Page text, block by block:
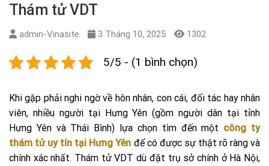
Thám tử VDT
admin-Vinasite 3 Tháng 10, 2025 1302
5/5 - (1 bình chọn)
Khi gặp phải nghi ngờ về hôn nhân, con cái, đối tác hay nhân
viên, nhiều người tại Hưng Yên (gồm người dân tại tỉnh
Hưng Yên và Thái Bình) lựa chọn tìm đến một công ty
thám tử uy tín tại Hưng Yên để có được sự thật rõ ràng và
chính xác nhất. Thám tử VDT dù đặt trụ sở chính ở Hà Nội,